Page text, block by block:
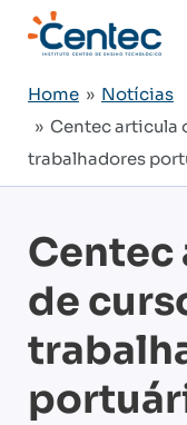
Home » Notícias
» Centec articula
trabalhadores
Centec
de